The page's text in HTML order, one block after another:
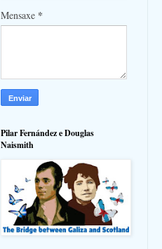
Mensaxe *
Pilar Fernández e Douglas
Naismith